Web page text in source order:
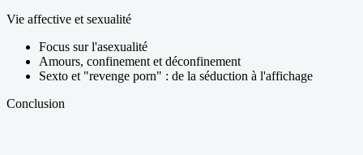
Vie affective et sexualité
Focus sur l'asexualité
Amours, confinement et déconfinement
Sexto et "revenge porn" : de la séduction à l'affichage
Conclusion